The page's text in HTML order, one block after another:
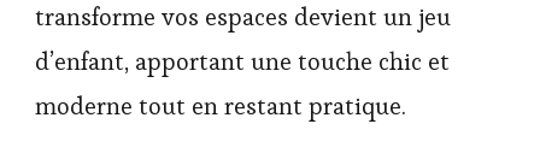
transforme vos espaces devient un jeu
d’enfant, apportant une touche chic et
moderne tout en restant pratique.